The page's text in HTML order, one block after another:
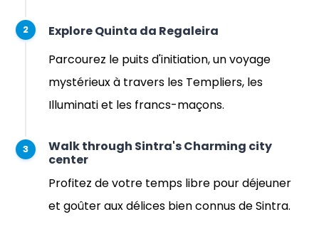
2
Explore Quinta da Regaleira
Parcourez le puits d'initiation, un voyage
mystérieux à travers les Templiers, les
Illuminati et les francs-maçons.
3
Walk through Sintra's Charming city
center
Profitez de votre temps libre pour déjeuner
et goûter aux délices bien connus de Sintra.